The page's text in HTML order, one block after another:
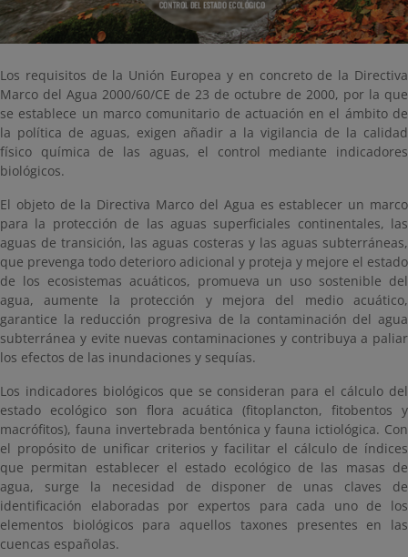
Los requisitos de la Unión Europea y en concreto de la Directiva
Marco del Agua 2000/60/CE de 23 de octubre de 2000, por la que
se establece un marco comunitario de actuación en el ámbito de
la política de aguas, exigen añadir a la vigilancia de la calidad
físico química de las aguas, el control mediante indicadores
biológicos.
El objeto de la Directiva Marco del Agua es establecer un marco
para la protección de las aguas superficiales continentales, las
aguas de transición, las aguas costeras y las aguas subterráneas,
que prevenga todo deterioro adicional y proteja y mejore el estado
de los ecosistemas acuáticos, promueva un uso sostenible del
agua, aumente la protección y mejora del medio acuático,
garantice la reducción progresiva de la contaminación del agua
subterránea y evite nuevas contaminaciones y contribuya a paliar
los efectos de las inundaciones y sequías.
Los indicadores biológicos que se consideran para el cálculo del
estado ecológico son flora acuática (fitoplancton, fitobentos y
macrófitos), fauna invertebrada bentónica y fauna ictiológica. Con
el propósito de unificar criterios y facilitar el cálculo de índices
que permitan establecer el estado ecológico de las masas de
agua, surge la necesidad de disponer de unas claves de
identificación elaboradas por expertos para cada uno de los
elementos biológicos para aquellos taxones presentes en las
cuencas españolas.